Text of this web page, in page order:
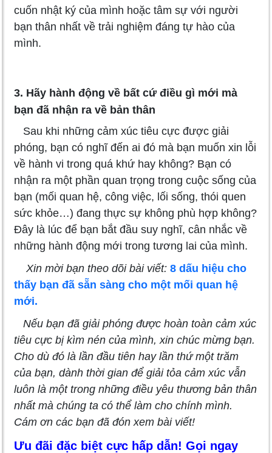
cuốn nhật ký của mình hoặc tâm sự với người
bạn thân nhất về trải nghiệm đáng tự hào của
mình.
3. Hãy hành động về bất cứ điều gì mới mà
bạn đã nhận ra về bản thân
Sau khi những cảm xúc tiêu cực được giải
phóng, bạn có nghĩ đến ai đó mà bạn muốn xin lỗi
về hành vi trong quá khứ hay không? Bạn có
nhận ra một phần quan trọng trong cuộc sống của
bạn (mối quan hệ, công việc, lối sống, thói quen
sức khỏe…) đang thực sự không phù hợp không?
Đây là lúc để bạn bắt đầu suy nghĩ, cân nhắc về
những hành động mới trong tương lai của mình.
Xin mời bạn theo dõi bài viết: 8 dấu hiệu cho
thấy bạn đã sẵn sàng cho một mối quan hệ
mới.
Nếu bạn đã giải phóng được hoàn toàn cảm xúc
tiêu cực bị kìm nén của mình, xin chúc mừng bạn.
Cho dù đó là lần đầu tiên hay lần thứ một trăm
của bạn, dành thời gian để giải tỏa cảm xúc vẫn
luôn là một trong những điều yêu thương bản thân
nhất mà chúng ta có thể làm cho chính mình.
Cám ơn các bạn đã đón xem bài viết!
Ưu đãi đặc biệt cực hấp dẫn! Gọi ngay